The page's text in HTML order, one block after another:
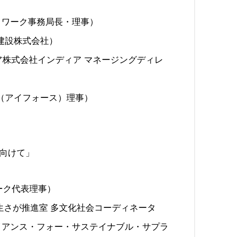
ーク事務局長・理事）
株式会社）
式会社インディア マネージングディレ
イフォース）理事）
けて」
代表理事）
が推進室 多文化社会コーディネータ
ンス・フォー・サステイナブル・サプラ